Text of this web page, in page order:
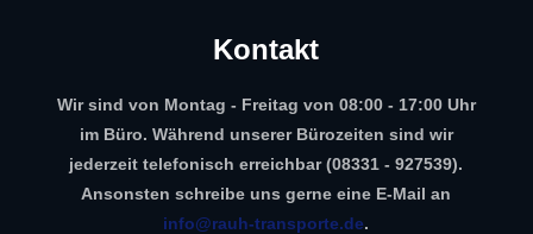
Kontakt
Wir sind von Montag - Freitag von 08:00 - 17:00 Uhr
im Büro. Während unserer Bürozeiten sind wir
jederzeit telefonisch erreichbar (08331 - 927539).
Ansonsten schreibe uns gerne eine E-Mail an
info@rauh-transporte.de.